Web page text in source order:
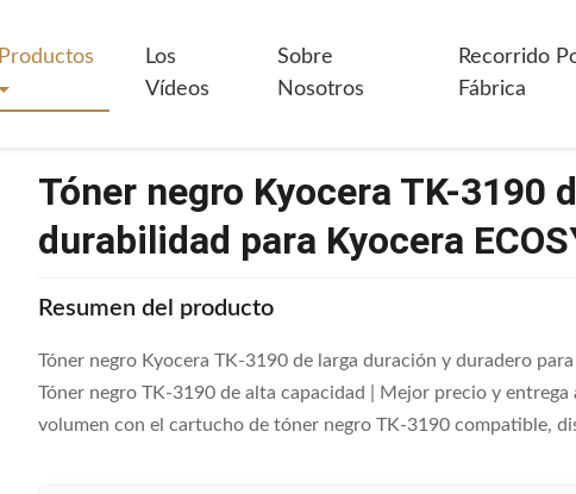
Productos
Los
Vídeos
Sobre
Nosotros
Recorrido
Fábrica
Tóner negro Kyocera TK-3190
durabilidad para Kyocera
Resumen del producto
Tóner negro Kyocera TK-3190 de larga duración y duradero
Tóner negro TK-3190 de alta capacidad | Mejor precio y
volumen con el cartucho de tóner negro TK-3190 compatible,